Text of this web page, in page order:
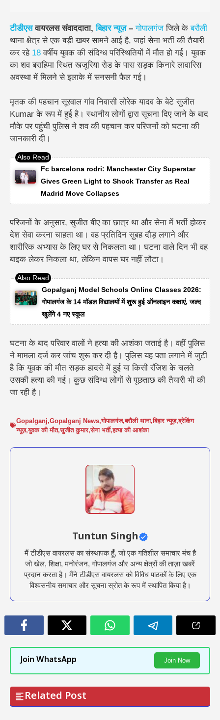
टीडीएसवायरलस संवाददाता,बिहार न्यूज़– गोपालगंजजिले केबरौली
थाना क्षेत्र से एक बड़ी खबर सामने आई है, जहां सेना भर्ती की तैयारी
कर रहे 18 वर्षीय युवक की संदिग्ध परिस्थितियों में मौत हो गई। युवक
का शव बराहिमा स्थित खजूरिया रोड के पास सड़क किनारे लावारिस
अवस्था में मिलने से इलाके में सनसनी फैल गई।
मृतक की पहचान सूरवाल गांव निवासी लोरेक यादव के बेटे सुजीत
Kumar के रूप में हुई है। स्थानीय लोगों द्वारा सूचना दिए जाने के बाद
मौके पर पहुंची पुलिस ने शव की पहचान कर परिजनों को घटना की
जानकारी दी।
Fc barcelona rodri: Manchester City Superstar
Gives Green Light to Shock Transfer as Real
Madrid Move Collapses
परिजनों के अनुसार, सुजीत बीए का छात्र था और सेना में भर्ती होकर
देश सेवा करना चाहता था। वह प्रतिदिन सुबह दौड़ लगाने और
शारीरिक अभ्यास के लिए घर से निकलता था। घटना वाले दिन भी वह
बाइक लेकर निकला था, लेकिन वापस घर नहीं लौटा।
Gopalganj Model Schools Online Classes 2026:
गोपालगंज के 14 मॉडल विद्यालयों में शुरू हुई ऑनलाइन कक्षाएं, जल्द
खुलेंगे 4 नए स्कूल
घटना के बाद परिवार वालों ने हत्या की आशंका जताई है। वहीं पुलिस
ने मामला दर्ज कर जांच शुरू कर दी है। पुलिस यह पता लगाने में जुटी
है कि युवक की मौत सड़क हादसे में हुई या किसी रंजिश के चलते
उसकी हत्या की गई। कुछ संदिग्ध लोगों से पूछताछ की तैयारी भी की
जा रही है।
Gopalganj,Gopalganj News,गोपालगंज,बरौली थाना,बिहार न्यूज़,ब्रेकिंग
न्यूज़,युवक की मौत,सुजीत कुमार,सेना भर्ती,हत्या की आशंका
Tuntun Singh
मैं टीडीएस वायरलस का संस्थापक हूँ, जो एक गतिशील समाचार मंच है
जो खेल, शिक्षा, मनोरंजन, गोपालगंज और अन्य क्षेत्रों की ताज़ा खबरें
प्रदान करता है। मैंने टीडीएस वायरलस को विविध पाठकों के लिए एक
विश्वसनीय समाचार और सूचना स्रोत के रूप में स्थापित किया है।
Join WhatsApp Join Now
Related Post